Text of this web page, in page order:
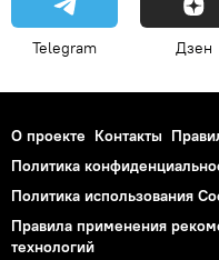
Telegram Дзен
О проекте Контакты
Политика
Политика использования
Правила применения
технологий